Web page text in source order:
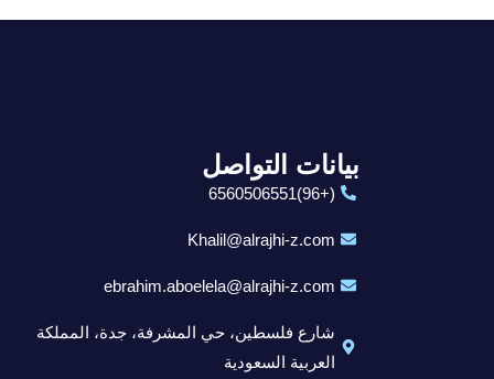
بيانات التواصل
(+96)6560506551
Khalil@alrajhi-z.com
ebrahim.aboelela@alrajhi-z.com
شارع فلسطين، حي المشرفة، جدة، المملكة
العربية السعودية